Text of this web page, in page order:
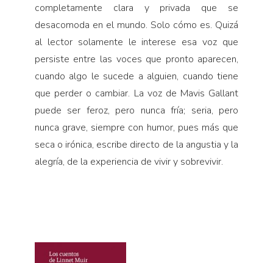
completamente clara y privada que se
desacomoda en el mundo. Solo cómo es. Quizá
al lector solamente le interese esa voz que
persiste entre las voces que pronto aparecen,
cuando algo le sucede a alguien, cuando tiene
que perder o cambiar. La voz de Mavis Gallant
puede ser feroz, pero nunca fría; seria, pero
nunca grave, siempre con humor, pues más que
seca o irónica, escribe directo de la angustia y la
alegría, de la experiencia de vivir y sobrevivir.